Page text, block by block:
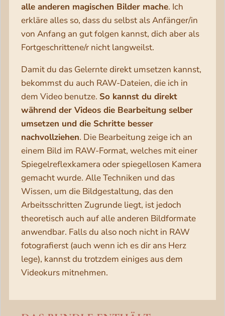
alle anderen magischen Bilder mache. Ich
erkläre alles so, dass du selbst als Anfänger/in
von Anfang an gut folgen kannst, dich aber als
Fortgeschrittene/r nicht langweilst.
Damit du das Gelernte direkt umsetzen kannst,
bekommst du auch RAW-Dateien, die ich in
dem Video benutze. So kannst du direkt
während der Videos die Bearbeitung selber
umsetzen und die Schritte besser
nachvollziehen. Die Bearbeitung zeige ich an
einem Bild im RAW-Format, welches mit einer
Spiegelreflexkamera oder spiegellosen Kamera
gemacht wurde. Alle Techniken und das
Wissen, um die Bildgestaltung, das den
Arbeitsschritten Zugrunde liegt, ist jedoch
theoretisch auch auf alle anderen Bildformate
anwendbar. Falls du also noch nicht in RAW
fotografierst (auch wenn ich es dir ans Herz
lege), kannst du trotzdem einiges aus dem
Videokurs mitnehmen.